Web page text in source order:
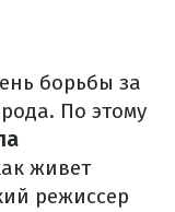
борьбы за
По этому
живет
режиссер